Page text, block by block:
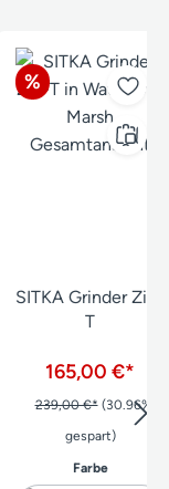
Rabatt
%
SITKA Grinder Zip-
T
165,00 €*
239,00 €* (30.96%
gespart)
Farbe